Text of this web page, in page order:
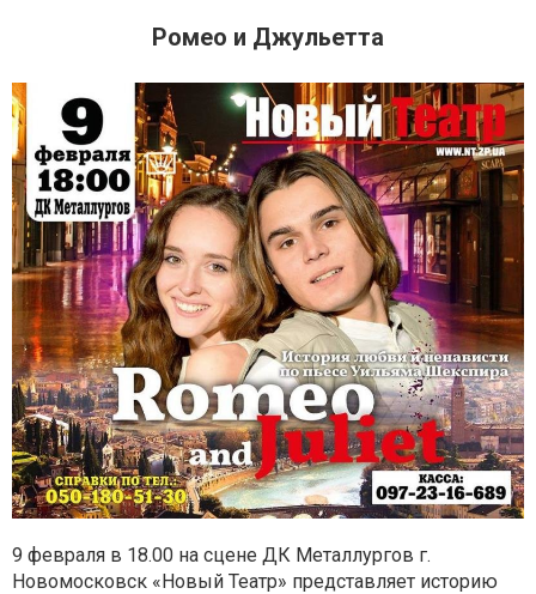
Ромео и Джульетта
9 февраля в 18.00 на сцене ДК Металлургов г.
Новомосковск «Новый Театр» представляет историю